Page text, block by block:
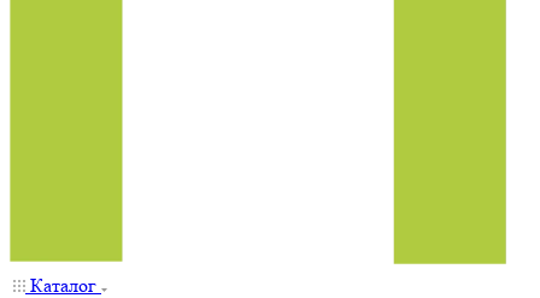
Каталог